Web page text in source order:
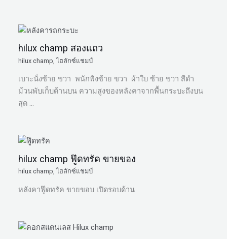
hilux champ สองแถว
hilux champ ,ไฮลักซ์แชมป์
เบาะนั่งซ้าย ขวา พนักพิงซ้าย ขวา ผ้าใบ ซ้าย ขวา สีดำ
ม้วนพับเก็บด้านบน ความสูงของหลังคาจากพื้นกระบะถึงบน
สุด …
hilux champ ฟู๊ดทรัค ขายของ
hilux champ,ไฮลักซ์แชมป์
หลังคาฟู๊ดทรัค ขายขอบ เปิดรอบด้าน